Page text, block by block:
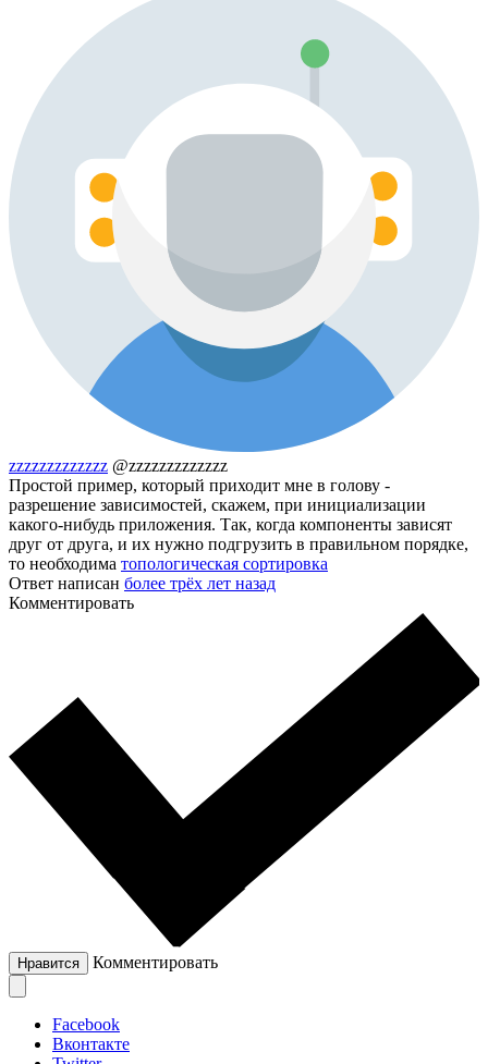
zzzzzzzzzzzzz @zzzzzzzzzzzzz
Простой пример, который приходит мне в голову -
разрешение зависимостей, скажем, при инициализации
какого-нибудь приложения. Так, когда компоненты зависят
друг от друга, и их нужно подгрузить в правильном порядке,
то необходима топологическая сортировка
Ответ написан более трёх лет назад
Комментировать
Нравится Комментировать
Facebook
Вконтакте